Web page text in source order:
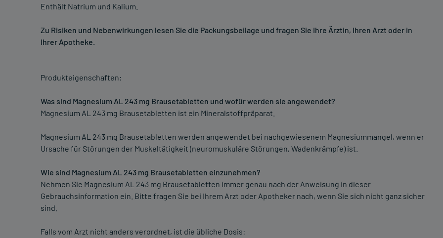
Enthält Natrium und Kalium.
Zu Risiken und Nebenwirkungen lesen Sie die Packungsbeilage und fragen Sie Ihre Ärztin, Ihren Arzt oder in
Ihrer Apotheke.
Produkteigenschaften:
Was sind Magnesium AL 243 mg Brausetabletten und wofür werden sie angewendet?
Magnesium AL 243 mg Brausetabletten ist ein Mineralstoffpräparat.
Magnesium AL 243 mg Brausetabletten werden angewendet bei nachgewiesenem Magnesiummangel, wenn er
Ursache für Störungen der Muskeltätigkeit (neuromuskuläre Störungen, Wadenkrämpfe) ist.
Wie sind Magnesium AL 243 mg Brausetabletten einzunehmen?
Nehmen Sie Magnesium AL 243 mg Brausetabletten immer genau nach der Anweisung in dieser
Gebrauchsinformation ein. Bitte fragen Sie bei Ihrem Arzt oder Apotheker nach, wenn Sie sich nicht ganz sicher
sind.
Falls vom Arzt nicht anders verordnet, ist die übliche Dosis: